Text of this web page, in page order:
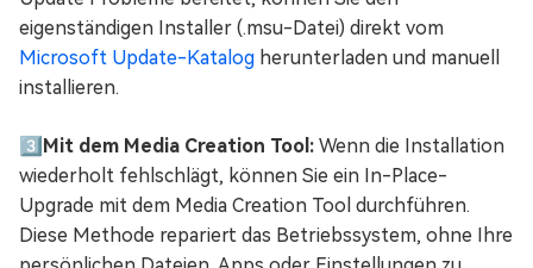
eigenständigen Installer (.msu-Datei) direkt vom
Microsoft Update-Katalog herunterladen und manuell
installieren.
3️⃣ Mit dem Media Creation Tool: Wenn die Installation
wiederholt fehlschlägt, können Sie ein In-Place-
Upgrade mit dem Media Creation Tool durchführen.
Diese Methode repariert das Betriebssystem, ohne Ihre